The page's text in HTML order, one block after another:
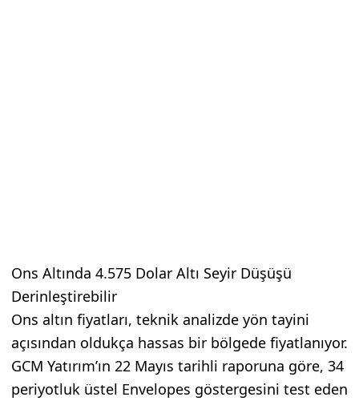
Ons Altında 4.575 Dolar Altı Seyir Düşüşü
Derinleştirebilir
Ons altın fiyatları, teknik analizde yön tayini
açısından oldukça hassas bir bölgede fiyatlanıyor.
GCM Yatırım’ın 22 Mayıs tarihli raporuna göre, 34
periyotluk üstel Envelopes göstergesini test eden